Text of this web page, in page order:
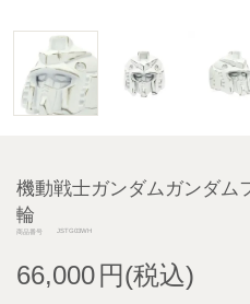
機動戦士ガンダムガンダム
輪
商品番号 JSTG03WH
66,000